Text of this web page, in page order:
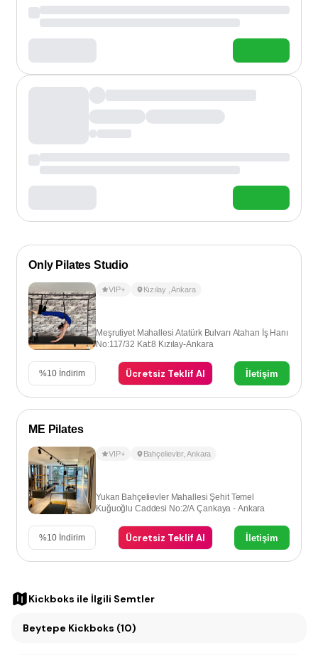
Only Pilates Studio
VIP+ Kızılay ,Ankara
Meşrutiyet Mahallesi Atatürk Bulvarı Atahan İş Hanı
No:117/32 Kat:8 Kızılay-Ankara
%10 İndirim Ücretsiz Teklif Al İletişim
ME Pilates
VIP+ Bahçelievler,Ankara
Yukarı Bahçelievler Mahallesi Şehit Temel
Kuğuoğlu Caddesi No:2/A Çankaya - Ankara
%10 İndirim Ücretsiz Teklif Al İletişim
Kickboks ile İlgili Semtler
Beytepe Kickboks (10)